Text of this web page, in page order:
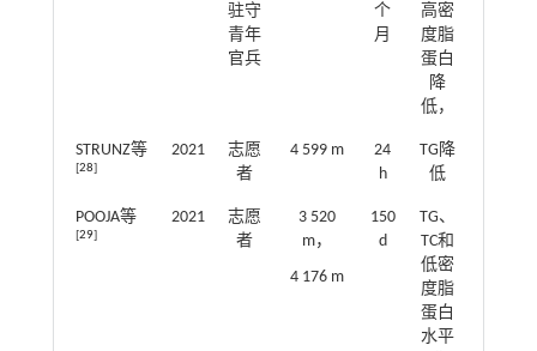
驻守
青年
官兵
个
月
高密
度脂
蛋白
降
低，
STRUNZ等
28
2021
志愿
者
4 599 m
24
h
TG降
低
POOJA等
29]
2021
志愿
者
3 520
m，
4 176 m
150
d
TG、
TC和
低密
度脂
蛋白
水平